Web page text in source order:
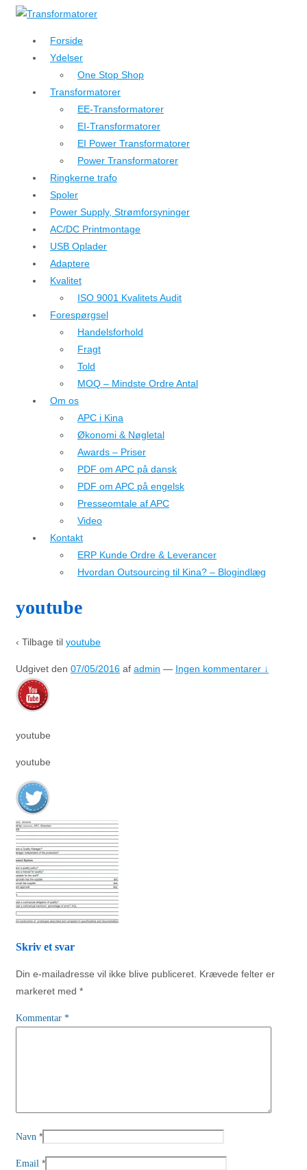
↓
hovedindhold
Forside
Ydelser
One Stop Shop
Transformatorer
EE-Transformatorer
EI-Transformatorer
EI Power Transformatorer
Power Transformatorer
Ringkerne trafo
Spoler
Power Supply, Strømforsyninger
AC/DC Printmontage
USB Oplader
Adaptere
Kvalitet
ISO 9001 Kvalitets Audit
Forespørgsel
Handelsforhold
Fragt
Told
MOQ – Mindste Ordre Antal
Om os
APC i Kina
Økonomi & Nøgletal
Awards – Priser
PDF om APC på dansk
PDF om APC på engelsk
Presseomtale af APC
Video
Kontakt
ERP Kunde Ordre & Leverancer
Hvordan Outsourcing til Kina? – Blogindlæg
youtube
‹ Tilbage til youtube
Udgivet den 07/05/2016 af admin — Ingen kommentarer ↓
youtube
youtube
Skriv et svar
Din e-mailadresse vil ikke blive publiceret. Krævede felter er
markeret med *
Kommentar *
Navn *
Email *